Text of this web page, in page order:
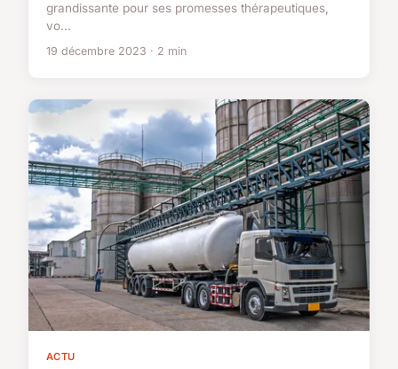
grandissante pour ses promesses thérapeutiques,
vo...
19 décembre 2023 · 2 min
ACTU